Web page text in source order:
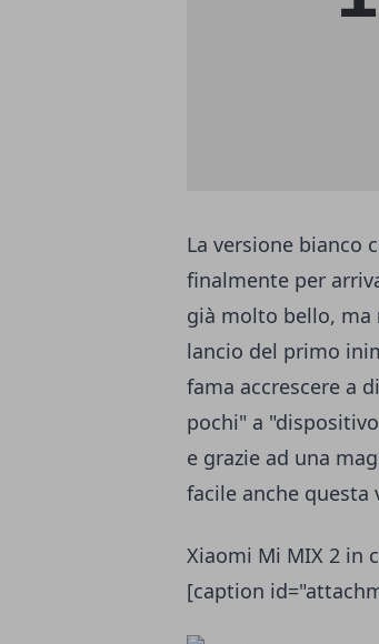
La versione bianco
finalmente per
già molto bello, ma
lancio del primo
fama accrescere a
pochi" a
e grazie ad una
facile anche questa
Xiaomi Mi MIX 2 in
[caption